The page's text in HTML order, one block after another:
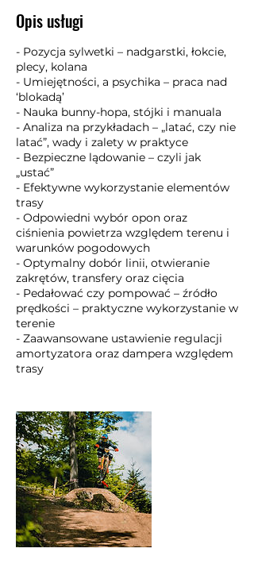
Opis usługi
- Pozycja sylwetki – nadgarstki, łokcie,
plecy, kolana
- Umiejętności, a psychika – praca nad
‘blokadą’
- Nauka bunny-hopa, stójki i manuala
- Analiza na przykładach – „latać, czy nie
latać”, wady i zalety w praktyce
- Bezpieczne lądowanie – czyli jak
„ustać”
- Efektywne wykorzystanie elementów
trasy
- Odpowiedni wybór opon oraz
ciśnienia powietrza względem terenu i
warunków pogodowych
- Optymalny dobór linii, otwieranie
zakrętów, transfery oraz cięcia
- Pedałować czy pompować – źródło
prędkości – praktyczne wykorzystanie w
terenie
- Zaawansowane ustawienie regulacji
amortyzatora oraz dampera względem
trasy